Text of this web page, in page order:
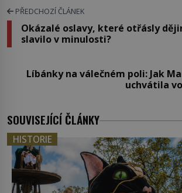
PŘEDCHOZÍ ČLÁNEK
Okázalé oslavy, které otřásly
slavilo v minulosti?
Líbánky na válečném poli: Jak
uchvátila
SOUVISEJÍCÍ ČLÁNKY
HISTORIE